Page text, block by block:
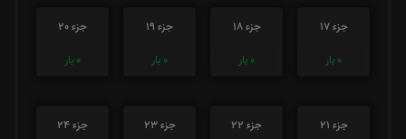
جزء 17
0 بار
جزء 18
0 بار
جزء 19
0 بار
جزء 20
0 بار
جزء 21
جزء 22
جزء 23
جزء 24